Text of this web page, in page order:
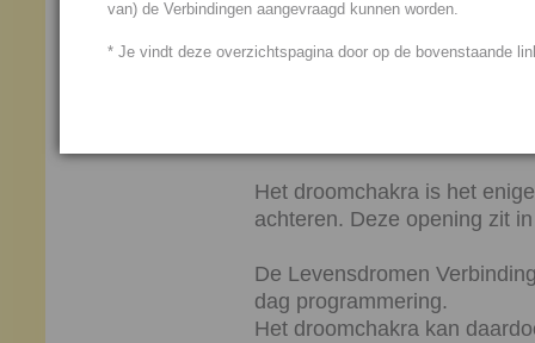
Droomchakra
Sinds 17 maart 1995 is de
Het droomchakra is het
achteren. Deze opening zit
De Levensdromen
dag programmering.
Het droomchakra kan
van) de Verbindingen aangevraagd kunnen worden.
* Je vindt deze overzichtspagina door op de bovenstaande